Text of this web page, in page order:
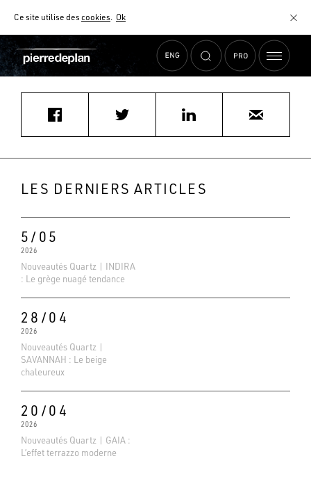
Ce site utilise descookies. Ok
AIDE AU CHOIX
Accueil Actualités Gerard.dumortier@hotmail.fr
LES DERNIERS ARTICLES
5/05
2026
Nouveautés Quartz | INDIRA
: Le grège nuagé tendance
28/04
2026
Nouveautés Quartz |
SAVANNAH : Le beige
chaleureux
20/04
2026
Nouveautés Quartz | GAIA :
L’effet terrazzo moderne